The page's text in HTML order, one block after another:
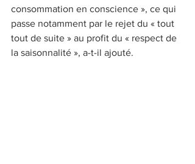
consommation en conscience », ce qui
passe notamment par le rejet du « tout
tout de suite » au profit du « respect de
la saisonnalité », a-t-il ajouté.